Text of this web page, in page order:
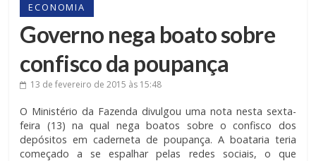
ECONOMIA
Governo nega boato sobre
confisco da poupança
13 de fevereiro de 2015 às 15:48
O Ministério da Fazenda divulgou uma nota nesta sexta-
feira (13) na qual nega boatos sobre o confisco dos
depósitos em caderneta de poupança. A boataria teria
começado a se espalhar pelas redes sociais, o que